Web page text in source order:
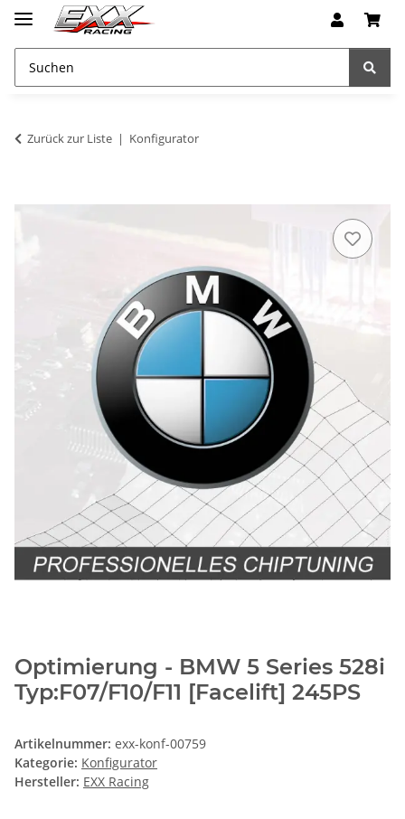
Zurück zur Liste Konfigurator
Optimierung - BMW 5 Series 528i
Typ:F07/F10/F11 [Facelift] 245PS
Artikelnummer: exx-konf-00759
Kategorie: Konfigurator
Hersteller: EXX Racing